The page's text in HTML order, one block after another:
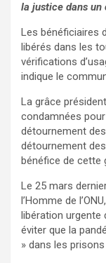
la justice dans un
Les bénéficiaires
libérés dans les
vérifications
indique le
La grâce
condamnées
détournement
détournement
bénéfice de cette
Le 25 mars
l’Homme de
libération urgente
éviter que la
» dans les